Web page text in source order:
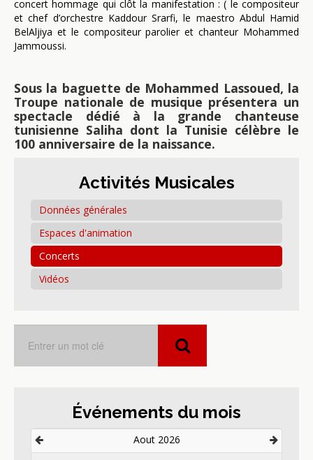
concert hommage qui clôt la manifestation : ( le compositeur
et chef d’orchestre Kaddour Srarfi, le maestro Abdul Hamid
BelAljiya et le compositeur parolier et chanteur Mohammed
Jammoussi.
Sous la baguette de Mohammed Lassoued, la
Troupe nationale de musique présentera un
spectacle dédié à la grande chanteuse
tunisienne Saliha dont la Tunisie célèbre le
100 anniversaire de la naissance.
Activités Musicales
Données générales
Espaces d'animation
Concerts
Vidéos
Événements du mois
Aout 2026